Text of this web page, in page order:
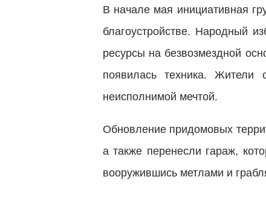
В начале мая инициативная
благоустройстве. Народный
ресурсы на безвозмездной
появилась техника. Жители
неисполнимой мечтой.
Обновление придомовых
а также перенесли гараж,
вооружившись метлами и